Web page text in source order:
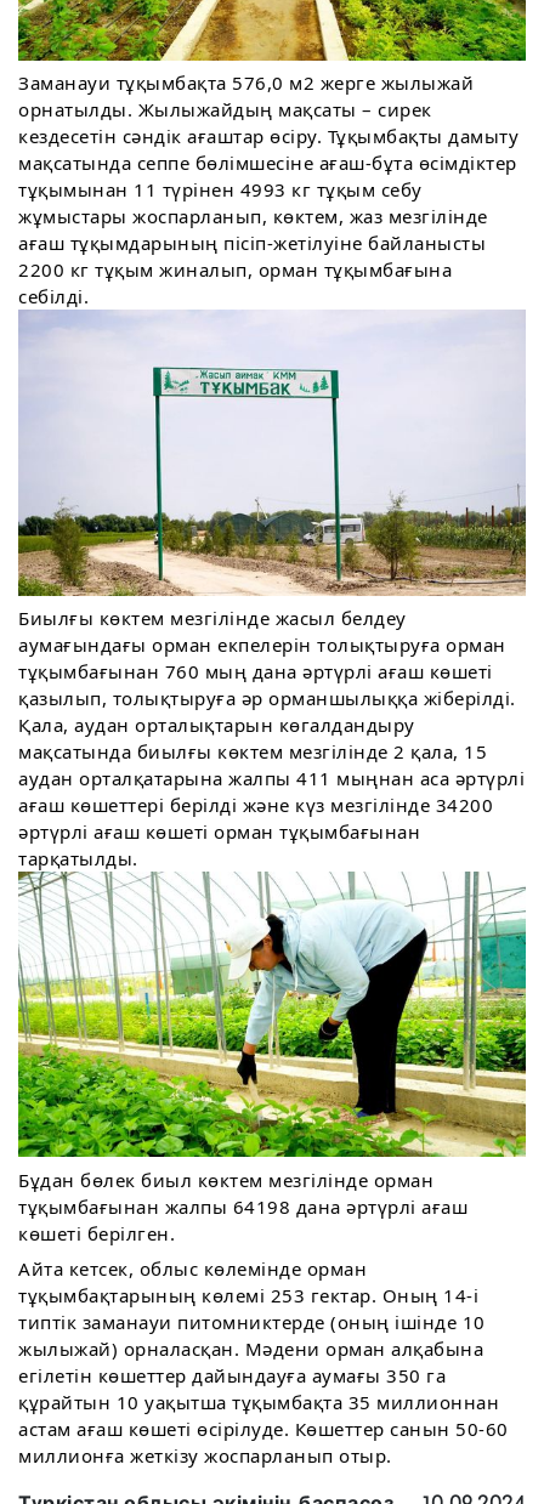
Заманауи тұқымбақта 576,0 м2 жерге жылыжай
орнатылды. Жылыжайдың мақсаты – сирек
кездесетін сәндік ағаштар өсіру. Тұқымбақты дамыту
мақсатында сеппе бөлімшесіне ағаш-бұта өсімдіктер
тұқымынан 11 түрінен 4993 кг тұқым себу
жұмыстары жоспарланып, көктем, жаз мезгілінде
ағаш тұқымдарының пісіп-жетілуіне байланысты
2200 кг тұқым жиналып, орман тұқымбағына
себілді.
Биылғы көктем мезгілінде жасыл белдеу
аумағындағы орман екпелерін толықтыруға орман
тұқымбағынан 760 мың дана әртүрлі ағаш көшеті
қазылып, толықтыруға әр орманшылыққа жіберілді.
Қала, аудан орталықтарын көгалдандыру
мақсатында биылғы көктем мезгілінде 2 қала, 15
аудан орталқатарына жалпы 411 мыңнан аса әртүрлі
ағаш көшеттері берілді және күз мезгілінде 34200
әртүрлі ағаш көшеті орман тұқымбағынан
тарқатылды.
Бұдан бөлек биыл көктем мезгілінде орман
тұқымбағынан жалпы 64198 дана әртүрлі ағаш
көшеті берілген.
Айта кетсек, облыс көлемінде орман
тұқымбақтарының көлемі 253 гектар. Оның 14-і
типтік заманауи питомниктерде (оның ішінде 10
жылыжай) орналасқан. Мәдени орман алқабына
егілетін көшеттер дайындауға аумағы 350 га
құрайтын 10 уақытша тұқымбақта 35 миллионнан
астам ағаш көшеті өсірілуде. Көшеттер санын 50-60
миллионға жеткізу жоспарланып отыр.